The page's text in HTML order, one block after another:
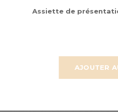
AJOUTER
Assiette de